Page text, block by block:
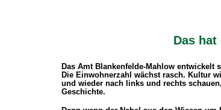
Das hat
Das Amt Blankenfelde-Mahlow entwickelt
Die Einwohnerzahl wächst rasch. Kultur
und wieder nach links und rechts
Geschichte.